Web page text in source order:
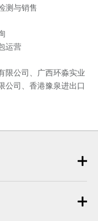
测与销售
运营
限公司、广西环淼实业
公司、香港豫泉进出口